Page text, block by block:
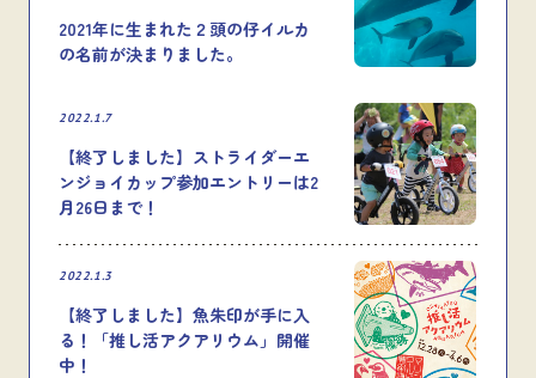
2021年に生まれた２頭の仔イルカ
の名前が決まりました。
2022.1.7
【終了しました】ストライダーエ
ンジョイカップ参加エントリーは2
月26日まで！
2022.1.3
【終了しました】魚朱印が手に入
る！「推し活アクアリウム」開催
中！